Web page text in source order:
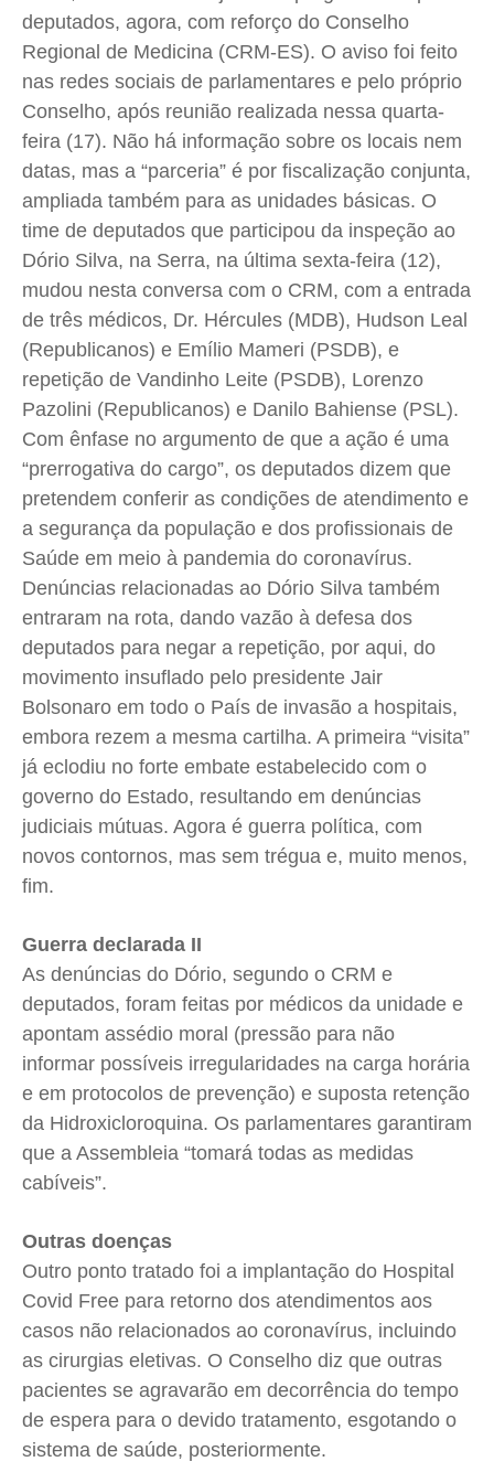
Quem Somos
Expediente
Anuncie
Termos de Uso
Privacidade
Quem Somos
Expediente
Anuncie
Termos de Uso
Privacidade
Quem Somos
Expediente
Anuncie
Termos de Uso
Privacidade
Quem Somos
Expediente
Anuncie
Termos de Uso
Privacidade
deputados, agora, com reforço do Conselho
Regional de Medicina (CRM-ES). O aviso foi feito
nas redes sociais de parlamentares e pelo próprio
Conselho, após reunião realizada nessa quarta-
feira (17). Não há informação sobre os locais nem
datas, mas a “parceria” é por fiscalização conjunta,
ampliada também para as unidades básicas. O
time de deputados que participou da inspeção ao
Dório Silva, na Serra, na última sexta-feira (12),
mudou nesta conversa com o CRM, com a entrada
de três médicos, Dr. Hércules (MDB), Hudson Leal
(Republicanos) e Emílio Mameri (PSDB), e
repetição de Vandinho Leite (PSDB), Lorenzo
Pazolini (Republicanos) e Danilo Bahiense (PSL).
Com ênfase no argumento de que a ação é uma
“prerrogativa do cargo”, os deputados dizem que
pretendem conferir as condições de atendimento e
a segurança da população e dos profissionais de
Saúde em meio à pandemia do coronavírus.
Denúncias relacionadas ao Dório Silva também
entraram na rota, dando vazão à defesa dos
deputados para negar a repetição, por aqui, do
movimento insuflado pelo presidente Jair
Bolsonaro em todo o País de invasão a hospitais,
embora rezem a mesma cartilha. A primeira “visita”
já eclodiu no forte embate estabelecido com o
governo do Estado, resultando em denúncias
judiciais mútuas. Agora é guerra política, com
novos contornos, mas sem trégua e, muito menos,
fim.
Guerra declarada II
As denúncias do Dório, segundo o CRM e
deputados, foram feitas por médicos da unidade e
apontam assédio moral (pressão para não
informar possíveis irregularidades na carga horária
e em protocolos de prevenção) e suposta retenção
da Hidroxicloroquina. Os parlamentares garantiram
que a Assembleia “tomará todas as medidas
cabíveis”.
Outras doenças
Outro ponto tratado foi a implantação do Hospital
Covid Free para retorno dos atendimentos aos
casos não relacionados ao coronavírus, incluindo
as cirurgias eletivas. O Conselho diz que outras
pacientes se agravarão em decorrência do tempo
de espera para o devido tratamento, esgotando o
sistema de saúde, posteriormente.